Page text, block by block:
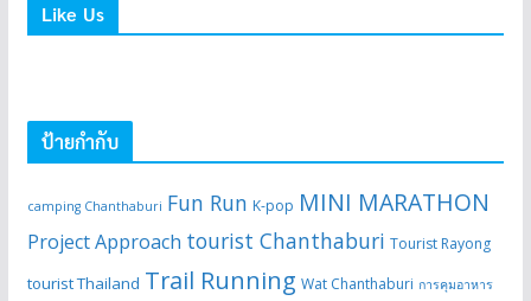
Like Us
ป้ายกำกับ
camping Chanthaburi Fun Run K-pop MINI MARATHON
Project Approach tourist Chanthaburi Tourist Rayong
tourist Thailand Trail Running Wat Chanthaburi การคุมอาหาร